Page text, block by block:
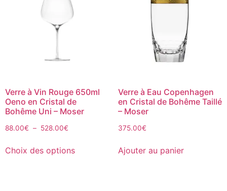
Verre à Vin Rouge 650ml
Oeno en Cristal de
Bohême Uni – Moser
88.00€ – 528.00€
Choix des options
Verre à Eau Copenhagen
en Cristal de Bohême Taillé
– Moser
375.00€
Ajouter au panier